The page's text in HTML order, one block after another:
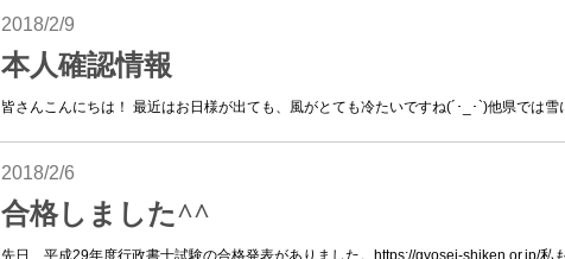
2018/2/9
本人確認情報
皆さんこんにちは！ 最近はお日様が出ても、風がとても冷たいですね(´･_･`)他県では雪
2018/2/6
合格しました^^
先日、平成29年度行政書士試験の合格発表がありました。https://gyosei-shiken.or.jp/私